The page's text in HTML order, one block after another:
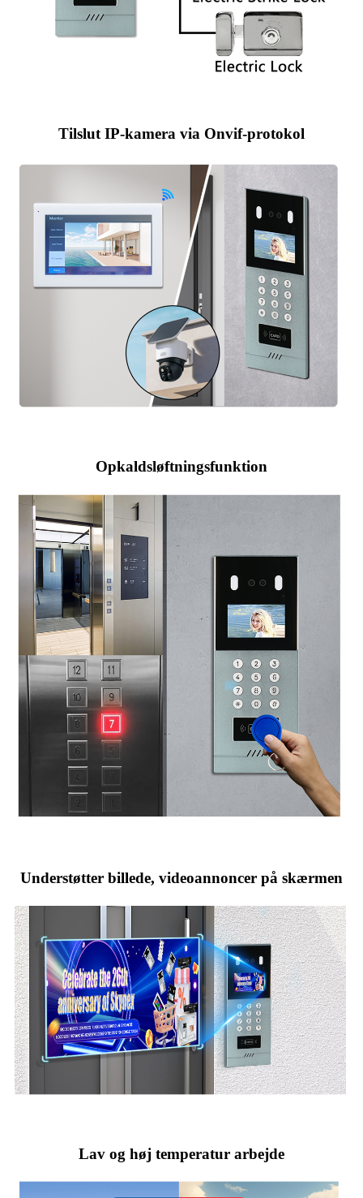
Tilslut IP-kamera via Onvif-protokol
Opkaldsløftningsfunktion
Understøtter billede, videoannoncer på skærmen
Lav og høj temperatur arbejde